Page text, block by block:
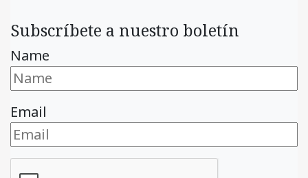
Subscríbete a nuestro boletín
Name
Email